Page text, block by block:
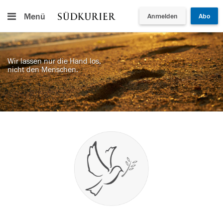
Menü Anmelden Abo
Wir lassen nur die Hand los,
nicht den Menschen.